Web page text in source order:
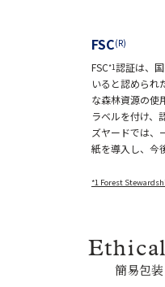
FSC(R)
FSC*1認証は、
いると認められ
な森林資源の使
ラベルを付け、
ズヤードでは、
紙を導入し、今
*1 Forest
簡易包